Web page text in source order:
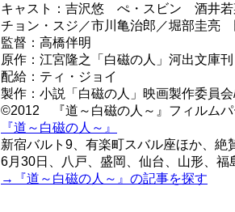
キャスト：吉沢悠 ぺ・スビン 酒
チョン・スジ／市川亀治郎／堀部圭
監督：高橋伴明
原作：江宮隆之「白磁の人」河出文庫刊
配給：ティ・ジョイ
製作：小説「白磁の人」映画製作委員
©2012 『道～白磁の人～』フィルムパ
『道～白磁の人～』
新宿バルト9、有楽町スバル座ほか、絶
6月30日、八戸、盛岡、仙台、山形、福
→『道～白磁の人～』の記事を探す